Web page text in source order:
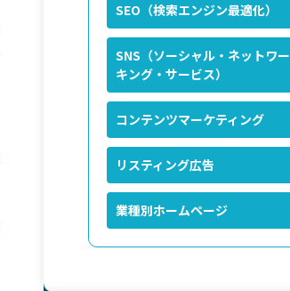
SEO（検索エンジン最適化）
SNS（ソーシャル・ネットワー
キング・サービス）
コンテンツマーケティング
リスティング広告
業種別ホームページ